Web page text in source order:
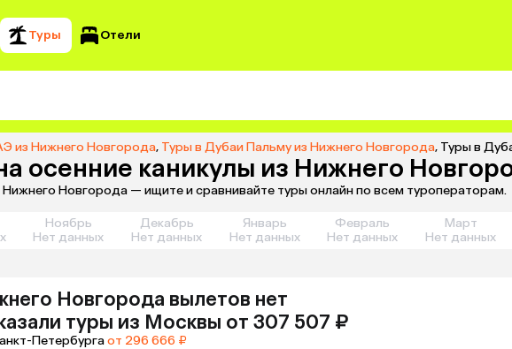
Туры Отели
из Нижнего Новгорода, Туры в Дубаи Пальму из Нижнего Новгорода, Туры в
осенние каникулы из Нижнего
Нижнего Новгорода — ищите и сравнивайте туры онлайн по всем туроператорам.
Ноябрь
Нет данных
Декабрь
Нет данных
Январь
Нет данных
Февраль
Нет данных
Март
Нет данных
Новгорода вылетов нет
туры из Москвы от 307 507 ₽
Петербургаот 296 666 ₽